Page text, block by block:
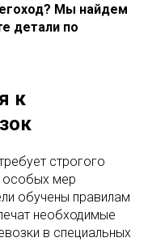
Мы найдем
детали по
к
строгого
особых мер
обучены правилам
необходимые
в специальных